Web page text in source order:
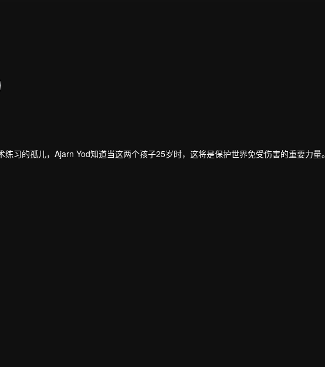
习的孤儿，Ajarn Yod知道当这两个孩子25岁时，这将是保护世界免受伤害的重要力量。